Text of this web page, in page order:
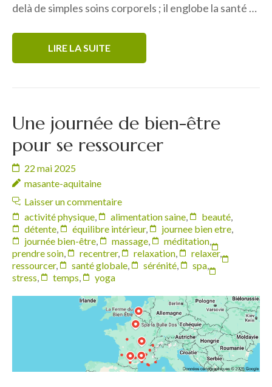
delà de simples soins corporels ; il englobe la santé …
LIRE LA SUITE
Une journée de bien-être
pour se ressourcer
22 mai 2025
masante-aquitaine
Laisser un commentaire
activité physique, alimentation saine, beauté,
détente, équilibre intérieur, journee bien etre,
journée bien-être, massage, méditation,
prendre soin, recentrer, relaxation, relaxer,
ressourcer, santé globale, sérénité, spa,
stress, temps, yoga